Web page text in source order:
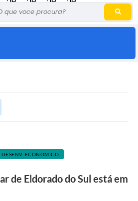
DESENV. ECONÔMICO
de Eldorado do Sul está em